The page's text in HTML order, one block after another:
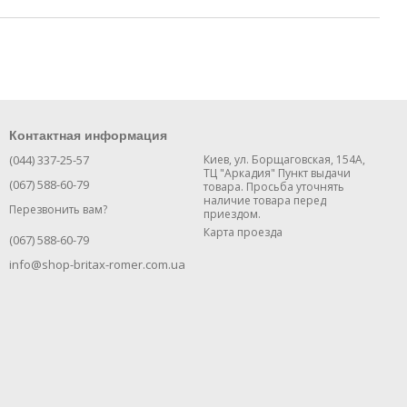
Контактная информация
(044) 337-25-57
(067) 588-60-79
Перезвонить вам?
(067) 588-60-79
info@shop-britax-romer.com.ua
Киев, ул. Борщаговская, 154А,
ТЦ "Аркадия" Пункт выдачи
товара. Просьба уточнять
наличие товара перед
приездом.
Карта проезда